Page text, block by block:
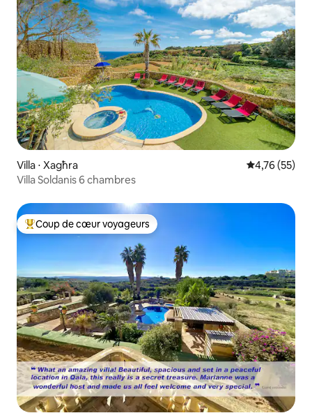
Villa ⋅ Xagħra Évaluation
4,76 (55)
Villa Soldanis 6 chambres
Coups de cœur voyageurs les plus appréciés
Coup de cœur voyageurs